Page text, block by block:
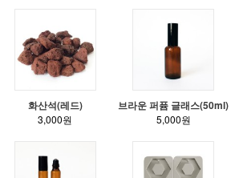
화산석(레드)
3,000원
브라운 퍼퓸 글래스(50ml)
5,000원